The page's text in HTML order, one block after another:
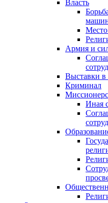
Власть
Армия и
Выставки
Криминал
Иная